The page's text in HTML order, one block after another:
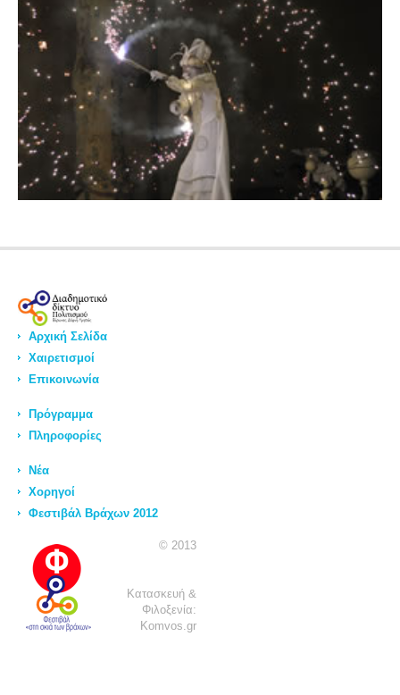
Αρχική Σελίδα
Χαιρετισμοί
Επικοινωνία
Πρόγραμμα
Πληροφορίες
Νέα
Χορηγοί
Φεστιβάλ Βράχων 2012
© 2013
Κατασκευή &
Φιλοξενία:
Komvos.gr